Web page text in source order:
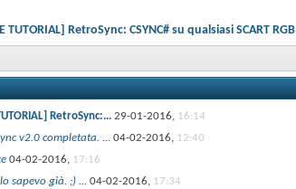
TUTORIAL] RetroSync: CSYNC# su qualsiasi SCART RGB
RetroSync:... 29-01-2016, 16:14
v2.0 completata. ... 04-02-2016, 12:40
04-02-2016, 17:16
lo sapevo già. ;) ... 04-02-2016, 17:34